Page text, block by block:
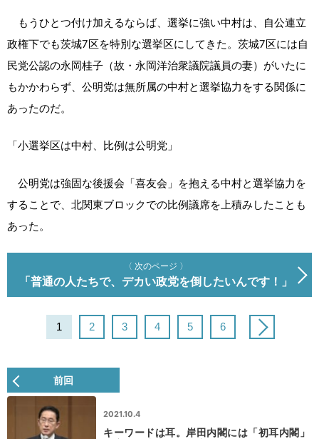
もうひとつ付け加えるならば、選挙に強い中村は、自公連立
政権下でも茨城7区を特別な選挙区にしてきた。茨城7区には自
民党公認の永岡桂子（故・永岡洋治衆議院議員の妻）がいたに
もかかわらず、公明党は無所属の中村と選挙協力をする関係に
あったのだ。
「小選挙区は中村、比例は公明党」
公明党は強固な後援会「喜友会」を抱える中村と選挙協力を
することで、北関東ブロックでの比例議席を上積みしたことも
あった。
〈 次のページ 〉
「普通の人たちで、デカい政党を倒したいんです！」
1 2 3 4 5 6
前回
2021.10.4
キーワードは耳。岸田内閣には「初耳内閣」